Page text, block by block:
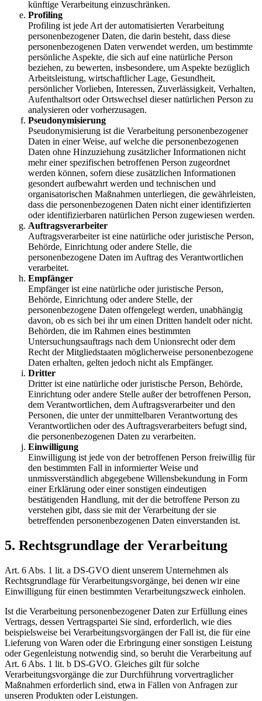
künftige Verarbeitung einzuschränken.
Profiling
Profiling ist jede Art der automatisierten Verarbeitung
personenbezogener Daten, die darin besteht, dass diese
personenbezogenen Daten verwendet werden, um bestimmte
persönliche Aspekte, die sich auf eine natürliche Person
beziehen, zu bewerten, insbesondere, um Aspekte bezüglich
Arbeitsleistung, wirtschaftlicher Lage, Gesundheit,
persönlicher Vorlieben, Interessen, Zuverlässigkeit, Verhalten,
Aufenthaltsort oder Ortswechsel dieser natürlichen Person zu
analysieren oder vorherzusagen.
Pseudonymisierung
Pseudonymisierung ist die Verarbeitung personenbezogener
Daten in einer Weise, auf welche die personenbezogenen
Daten ohne Hinzuziehung zusätzlicher Informationen nicht
mehr einer spezifischen betroffenen Person zugeordnet
werden können, sofern diese zusätzlichen Informationen
gesondert aufbewahrt werden und technischen und
organisatorischen Maßnahmen unterliegen, die gewährleisten,
dass die personenbezogenen Daten nicht einer identifizierten
oder identifizierbaren natürlichen Person zugewiesen werden.
Auftragsverarbeiter
Auftragsverarbeiter ist eine natürliche oder juristische Person,
Behörde, Einrichtung oder andere Stelle, die
personenbezogene Daten im Auftrag des Verantwortlichen
verarbeitet.
Empfänger
Empfänger ist eine natürliche oder juristische Person,
Behörde, Einrichtung oder andere Stelle, der
personenbezogene Daten offengelegt werden, unabhängig
davon, ob es sich bei ihr um einen Dritten handelt oder nicht.
Behörden, die im Rahmen eines bestimmten
Untersuchungsauftrags nach dem Unionsrecht oder dem
Recht der Mitgliedstaaten möglicherweise personenbezogene
Daten erhalten, gelten jedoch nicht als Empfänger.
Dritter
Dritter ist eine natürliche oder juristische Person, Behörde,
Einrichtung oder andere Stelle außer der betroffenen Person,
dem Verantwortlichen, dem Auftragsverarbeiter und den
Personen, die unter der unmittelbaren Verantwortung des
Verantwortlichen oder des Auftragsverarbeiters befugt sind,
die personenbezogenen Daten zu verarbeiten.
Einwilligung
Einwilligung ist jede von der betroffenen Person freiwillig für
den bestimmten Fall in informierter Weise und
unmissverständlich abgegebene Willensbekundung in Form
einer Erklärung oder einer sonstigen eindeutigen
bestätigenden Handlung, mit der die betroffene Person zu
verstehen gibt, dass sie mit der Verarbeitung der sie
betreffenden personenbezogenen Daten einverstanden ist.
5. Rechtsgrundlage der Verarbeitung
Art. 6 Abs. 1 lit. a DS-GVO dient unserem Unternehmen als
Rechtsgrundlage für Verarbeitungsvorgänge, bei denen wir eine
Einwilligung für einen bestimmten Verarbeitungszweck einholen.
Ist die Verarbeitung personenbezogener Daten zur Erfüllung eines
Vertrags, dessen Vertragspartei Sie sind, erforderlich, wie dies
beispielsweise bei Verarbeitungsvorgängen der Fall ist, die für eine
Lieferung von Waren oder die Erbringung einer sonstigen Leistung
oder Gegenleistung notwendig sind, so beruht die Verarbeitung auf
Art. 6 Abs. 1 lit. b DS-GVO. Gleiches gilt für solche
Verarbeitungsvorgänge die zur Durchführung vorvertraglicher
Maßnahmen erforderlich sind, etwa in Fällen von Anfragen zur
unseren Produkten oder Leistungen.